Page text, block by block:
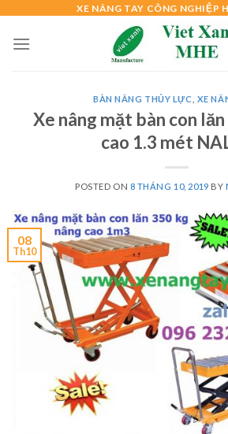
content
XE NÂNG TAY CÔNG NGHIỆP
BÀN NÂNG THỦY LỰC XE
Xe nâng mặt bàn con
cao 1.3 mét
POSTED ON 8 THÁNG 10, 2019 BY
08
Th10